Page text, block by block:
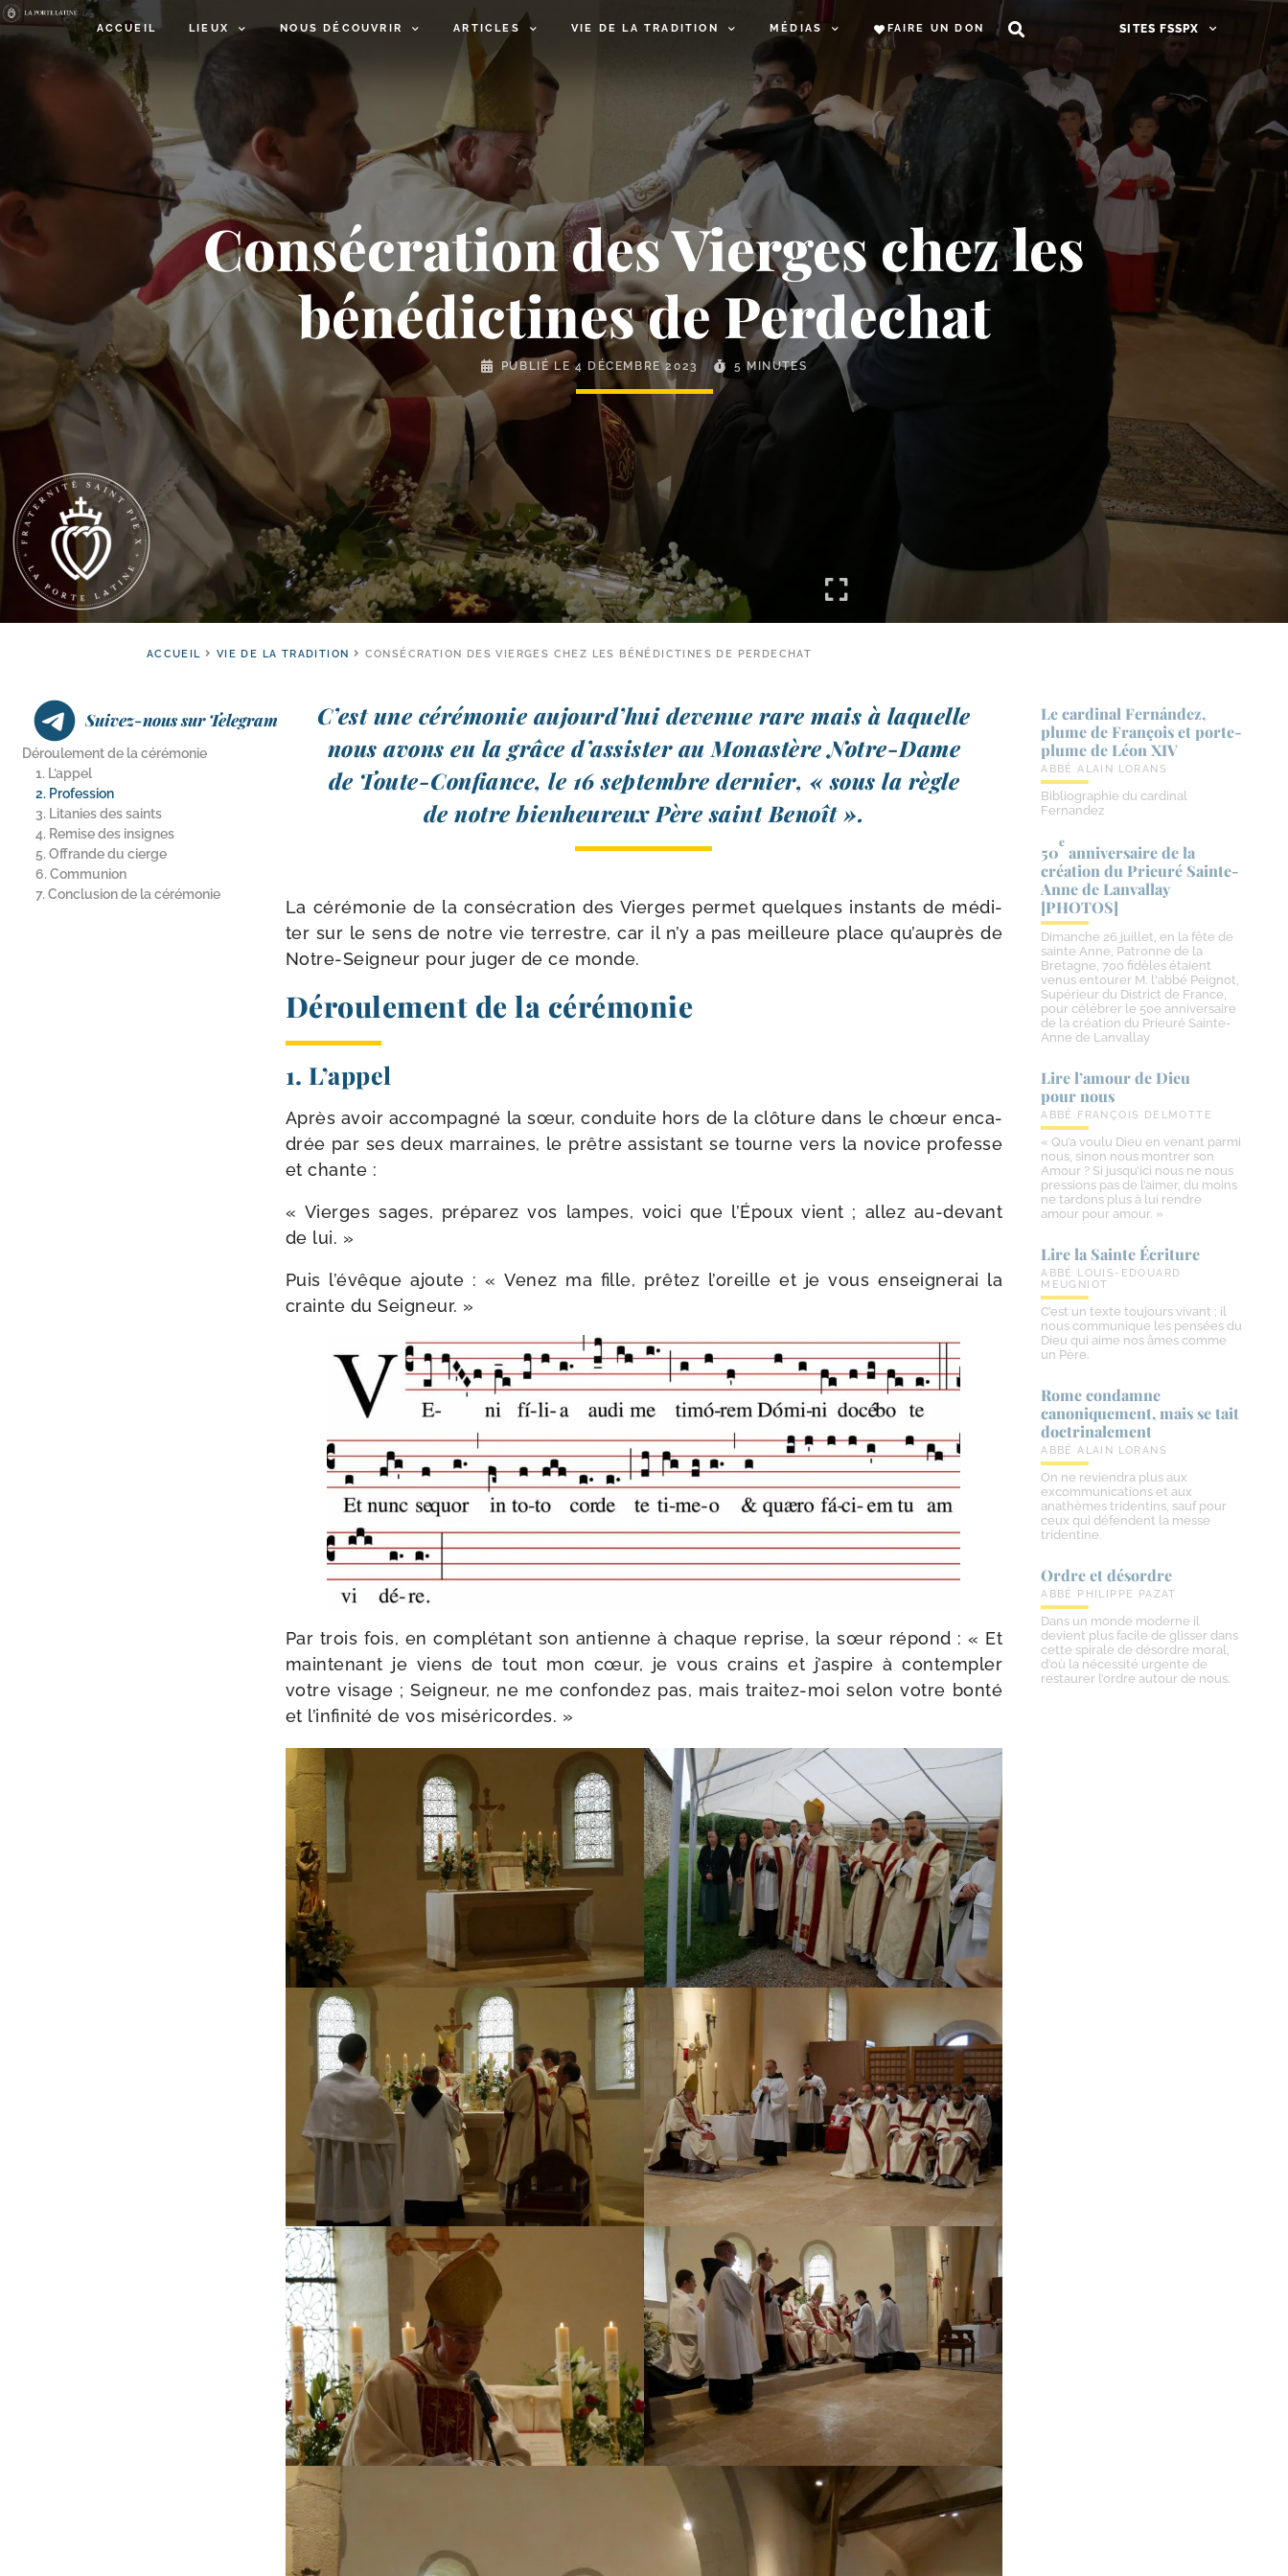
ACCUEIL LIEUX NOUS DÉCOUVRIR ARTICLES VIE DE LA TRADITION MÉDIAS FAIRE UN DON SITES FSSPX
Consécration des Vierges chez les
bénédictines de Perdechat
PUBLIÉ LE4 DÉCEMBRE 2023 5 MINUTES
ACCUEIL VIE DE LA TRADITION CONSÉCRATION DES VIERGES CHEZ LES BÉNÉDICTINES DE PERDECHAT
Suivez-nous sur Telegram
Déroulement de la cérémonie
1. L’appel
2. Profession
3. Litanies des saints
4. Remise des insignes
5. Offrande du cierge
6. Communion
7. Conclusion de la cérémonie
C’est une céré­mo­nie aujourd’hui deve­nue rare mais à laquelle
nous avons eu la grâce d’assister au Monastère Notre-​Dame
de Toute-​Confiance, le 16 sep­tembre der­nier, « sous la règle
de notre bien­heu­reux Père saint Benoît ».
La céré­mo­nie de la consé­cra­tion des Vierges per­met quelques ins­tants de médi­
ter sur le sens de notre vie ter­restre, car il n’y a pas meilleure place qu’auprès de
Notre-​Seigneur pour juger de ce monde.
Déroulement de la cérémonie
1. L’appel
Après avoir accom­pa­gné la sœur, conduite hors de la clô­ture dans le chœur enca­
drée par ses deux mar­raines, le prêtre assis­tant se tourne vers la novice pro­fesse
et chante :
« Vierges sages, pré­pa­rez vos lampes, voi­ci que l’Époux vient ; allez au-​devant
de lui. »
Puis l’évêque ajoute : « Venez ma fille, prê­tez l’o­reille et je vous ensei­gne­rai la
crainte du Seigneur. »
Par trois fois, en com­plé­tant son antienne à chaque reprise, la sœur répond : « Et
main­te­nant je viens de tout mon cœur, je vous crains et j’as­pire à contem­pler
votre visage ; Seigneur, ne me confon­dez pas, mais traitez-​moi selon votre bon­té
et l’in­fi­ni­té de vos miséricordes. »
Le cardinal Fernández,
plume de François et porte-​
plume de Léon XIV
ABBÉ ALAIN LORANS
Bibliographie du cardinal
Fernandez
50
e
anniversaire de la
création du Prieuré Sainte-​
Anne de Lanvallay
[PHOTOS]
Dimanche 26 juillet, en la fête de
sainte Anne, Patronne de la
Bretagne, 700 fidèles étaient
venus entourer M. l'abbé Peignot,
Supérieur du District de France,
pour célébrer le 50e anniversaire
de la création du Prieuré Sainte-
Anne de Lanvallay
Lire l’amour de Dieu
pour nous
ABBÉ FRANÇOIS DELMOTTE
« Qu’a voulu Dieu en venant parmi
nous, sinon nous montrer son
Amour ? Si jusqu’ici nous ne nous
pressions pas de l’aimer, du moins
ne tardons plus à lui rendre
amour pour amour. »
Lire la Sainte Écriture
ABBÉ LOUIS-EDOUARD
MEUGNIOT
C’est un texte toujours vivant ; il
nous communique les pensées du
Dieu qui aime nos âmes comme
un Père.
Rome condamne
canoniquement, mais se tait
doctrinalement
ABBÉ ALAIN LORANS
On ne reviendra plus aux
excommunications et aux
anathèmes tridentins, sauf pour
ceux qui défendent la messe
tridentine.
Ordre et désordre
ABBÉ PHILIPPE PAZAT
Dans un monde moderne il
devient plus facile de glisser dans
cette spirale de désordre moral,
d’où la nécessité urgente de
restaurer l’ordre autour de nous.